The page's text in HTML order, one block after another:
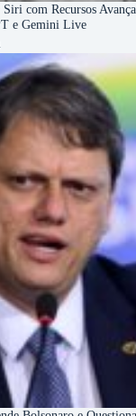
com Recursos
e Gemini Live